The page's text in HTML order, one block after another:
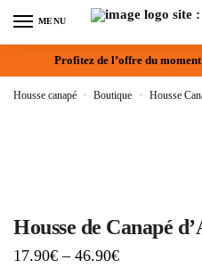
MENU
Profitez de l’offre du
Housse canapé » Boutique » Housse
Housse de Canapé
17.90€ – 46.90€